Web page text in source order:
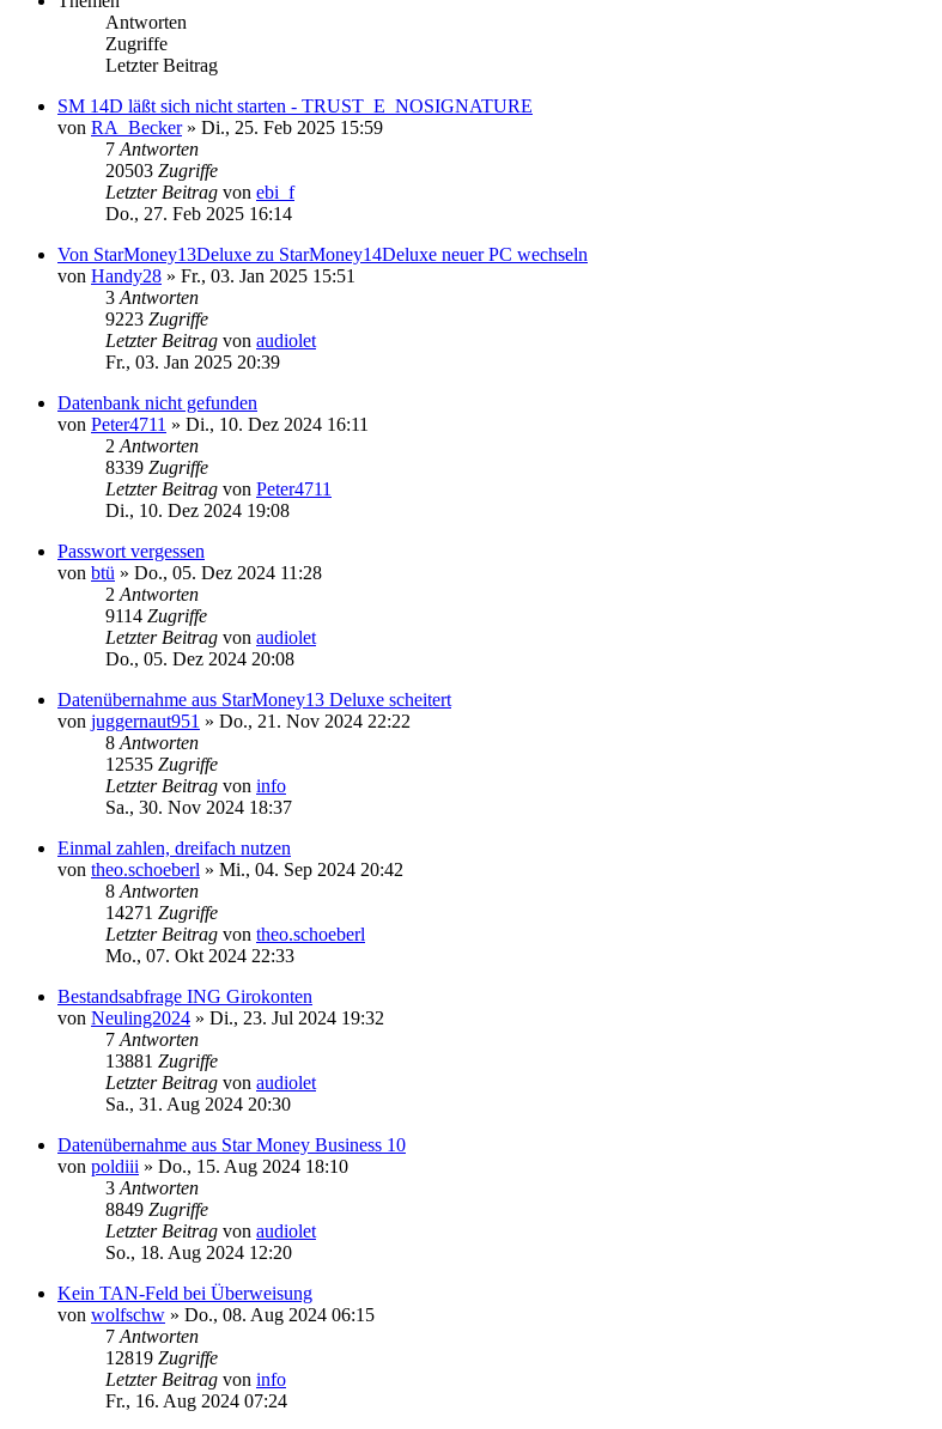
Antworten
Zugriffe
Letzter Beitrag
SM 14D läßt sich nicht starten - TRUST_E_NOSIGNATURE
von RA_Becker» Di., 25. Feb 2025 15:59
7 Antworten
20503 Zugriffe
Letzter Beitrag von ebi_f
Do., 27. Feb 2025 16:14
Von StarMoney13Deluxe zu StarMoney14Deluxe neuer PC wechseln
von Handy28 » Fr., 03. Jan 2025 15:51
3 Antworten
9223 Zugriffe
Letzter Beitrag von audiolet
Fr., 03. Jan 2025 20:39
Datenbank nicht gefunden
von Peter4711 » Di., 10. Dez 2024 16:11
2 Antworten
8339 Zugriffe
Letzter Beitrag von Peter4711
Di., 10. Dez 2024 19:08
Passwort vergessen
von btü » Do., 05. Dez 2024 11:28
2 Antworten
9114 Zugriffe
Letzter Beitrag von audiolet
Do., 05. Dez 2024 20:08
Datenübernahme aus StarMoney13 Deluxe scheitert
von juggernaut951 » Do., 21. Nov 2024 22:22
8 Antworten
12535 Zugriffe
Letzter Beitrag von info
Sa., 30. Nov 2024 18:37
Einmal zahlen, dreifach nutzen
von theo.schoeberl » Mi., 04. Sep 2024 20:42
8 Antworten
14271 Zugriffe
Letzter Beitrag von theo.schoeberl
Mo., 07. Okt 2024 22:33
Bestandsabfrage ING Girokonten
von Neuling2024 » Di., 23. Jul 2024 19:32
7 Antworten
13881 Zugriffe
Letzter Beitrag von audiolet
Sa., 31. Aug 2024 20:30
Datenübernahme aus Star Money Business 10
von poldiii » Do., 15. Aug 2024 18:10
3 Antworten
8849 Zugriffe
Letzter Beitrag von audiolet
So., 18. Aug 2024 12:20
Kein TAN-Feld bei Überweisung
von wolfschw » Do., 08. Aug 2024 06:15
7 Antworten
12819 Zugriffe
Letzter Beitrag von info
Fr., 16. Aug 2024 07:24